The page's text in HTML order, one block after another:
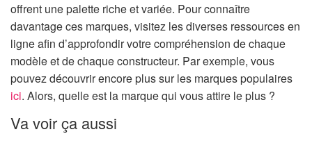
offrent une palette riche et variée. Pour connaître
davantage ces marques, visitez les diverses ressources en
ligne afin d’approfondir votre compréhension de chaque
modèle et de chaque constructeur. Par exemple, vous
pouvez découvrir encore plus sur les marques populaires
ici. Alors, quelle est la marque qui vous attire le plus ?
Va voir ça aussi